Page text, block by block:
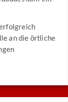
an die örtliche